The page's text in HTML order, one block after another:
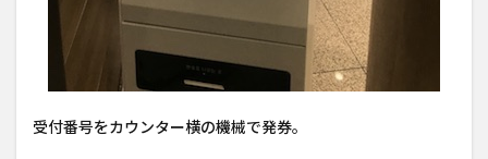
受付番号をカウンター横の機械で発券。